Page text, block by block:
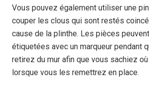
Vous pouvez également utiliser une
couper les clous qui sont restés
cause de la plinthe. Les pièces
étiquetées avec un marqueur pendant
retirez du mur afin que vous sachiez
lorsque vous les remettrez en place.